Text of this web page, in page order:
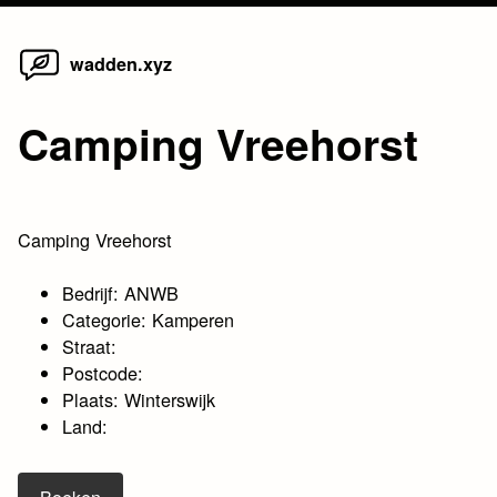
Skip
wadden.xyz
Camping Vreehorst
Camping Vreehorst
Bedrijf: ANWB
Categorie: Kamperen
Straat:
Postcode:
Plaats: Winterswijk
Land: